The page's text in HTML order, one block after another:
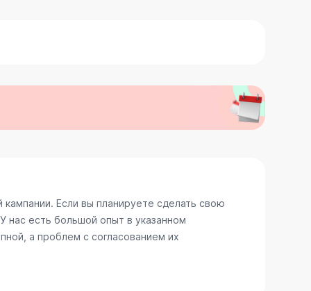
Если вы планируете сделать свою
нас есть большой опыт в указанном
а проблем с согласованием их